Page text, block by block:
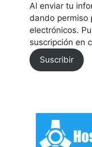
Al enviar tu
dando permiso
electrónicos.
suscripción en
Suscribir